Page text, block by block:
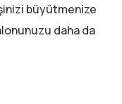
büyütmenize
daha da